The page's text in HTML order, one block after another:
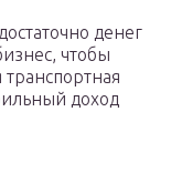
денег
чтобы
доход